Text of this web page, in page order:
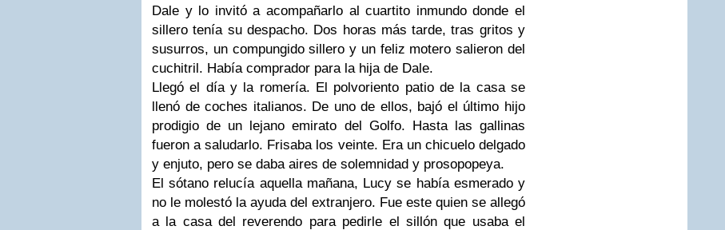
Dale y lo invitó a acompañarlo al cuartito inmundo donde el
sillero tenía su despacho. Dos horas más tarde, tras gritos y
susurros, un compungido sillero y un feliz motero salieron del
cuchitril. Había comprador para la hija de Dale.
Llegó el día y la romería. El polvoriento patio de la casa se
llenó de coches italianos. De uno de ellos, bajó el último hijo
prodigio de un lejano emirato del Golfo. Hasta las gallinas
fueron a saludarlo. Frisaba los veinte. Era un chicuelo delgado
y enjuto, pero se daba aires de solemnidad y prosopopeya.
El sótano relucía aquella mañana, Lucy se había esmerado y
no le molestó la ayuda del extranjero. Fue este quien se allegó
a la casa del reverendo para pedirle el sillón que usaba el